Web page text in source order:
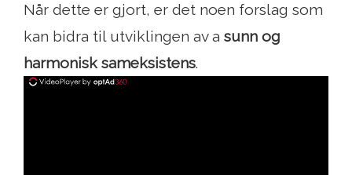
Når dette er gjort, er det noen forslag som
kan bidra til utviklingen av a sunn og
harmonisk sameksistens.